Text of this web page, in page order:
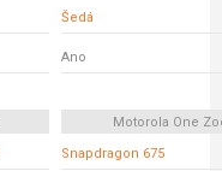
Šedá
Ano
Motorola One
Snapdragon 675